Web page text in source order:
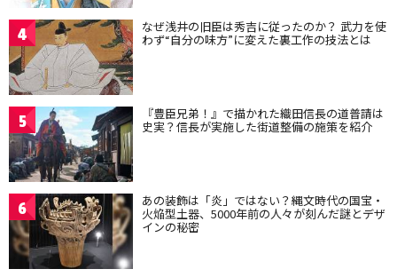
4 なぜ浅井の旧臣は秀吉に従ったのか？ 武力を使
わず“自分の味方”に変えた裏工作の技法とは
5 『豊臣兄弟！』で描かれた織田信長の道普請は
史実？信長が実施した街道整備の施策を紹介
6 あの装飾は「炎」ではない？縄文時代の国宝・
火焔型土器、5000年前の人々が刻んだ謎とデザ
インの秘密